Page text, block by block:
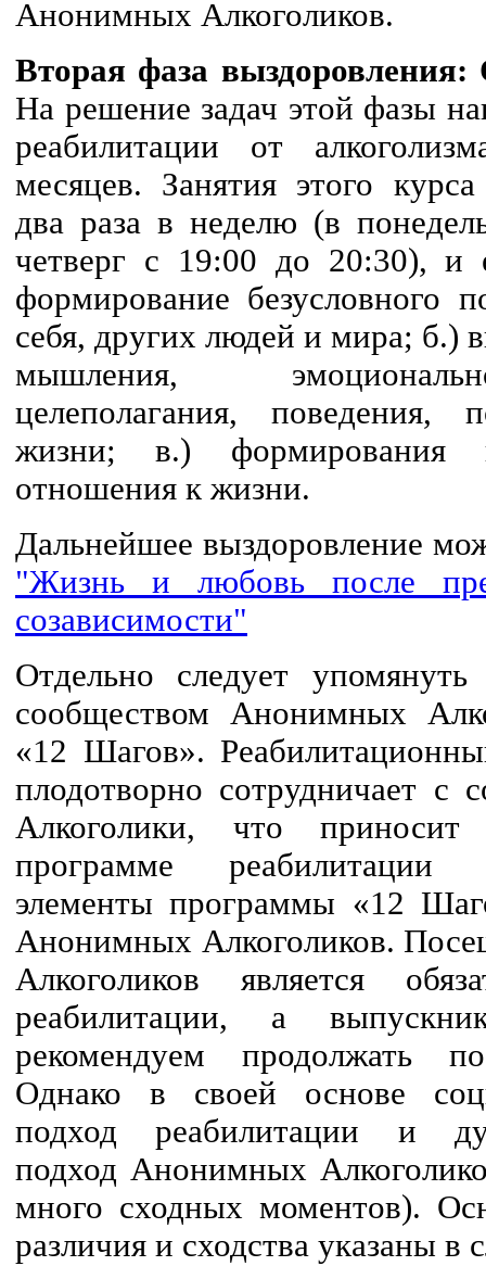
Анонимных Алкоголиков.
Вторая фаза выздоровления:
На решение задач этой фазы
реабилитации от
месяцев. Занятия этого
два раза в неделю (в
четверг с 19:00 до 20:30), и
формирование безусловного
себя, других людей и мира; б.)
мышления,
целеполагания,
жизни; в.) формирования
отношения к жизни.
Дальнейшее выздоровление
"Жизнь и любовь после
созависимости"
Отдельно следует
сообществом Анонимных
«12 Шагов».
плодотворно сотрудничает с
Алкоголики, что
программе реабилитации
элементы программы «12
Анонимных Алкоголиков.
Алкоголиков является
реабилитации, а
рекомендуем продолжать
Однако в своей основе
подход реабилитации и
подход Анонимных
много сходных моментов).
различия и сходства указаны